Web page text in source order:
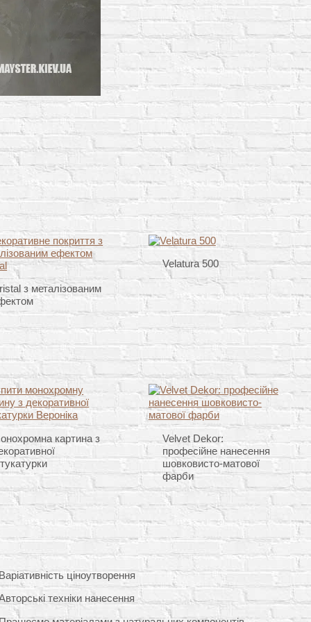
з металізованим
Velatura 500
картина з
Velvet Dekor:
професійне нанесення
шовковисто-матової
фарби
ціноутворення
техніки нанесення